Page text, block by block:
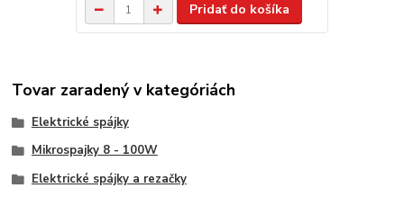
Pridať do košíka
Tovar zaradený v kategóriách
Elektrické spájky
Mikrospajky 8 - 100W
Elektrické spájky a rezačky